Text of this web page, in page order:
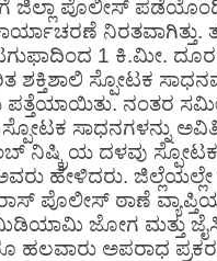
ಜಿಲ್ಲಾ ಪೊಲೀಸ್
ನಿರತವಾಗಿತ್ತು.
1 ಕಿ.ಮೀ.
ಶಕ್ತಿಶಾಲಿ ಸ್ಪೋಟಕ
ಪತ್ತೆಯಾಯಿತು. ನಂತರ
ಸ್ಪೋಟಕ ಸಾಧನಗಳನ್ನು
ನಿಷ್ಕ್ರಿಯ ದಳವು ಸ್ಪೋಟಕ
ಹೇಳಿದರು. ಜಿಲ್ಲೆಯಲ್ಲೇ
ಪೊಲೀಸ್ ಠಾಣೆ
ಜೋಗ ಮತ್ತು
ಹಲವಾರು ಅಪರಾಧ